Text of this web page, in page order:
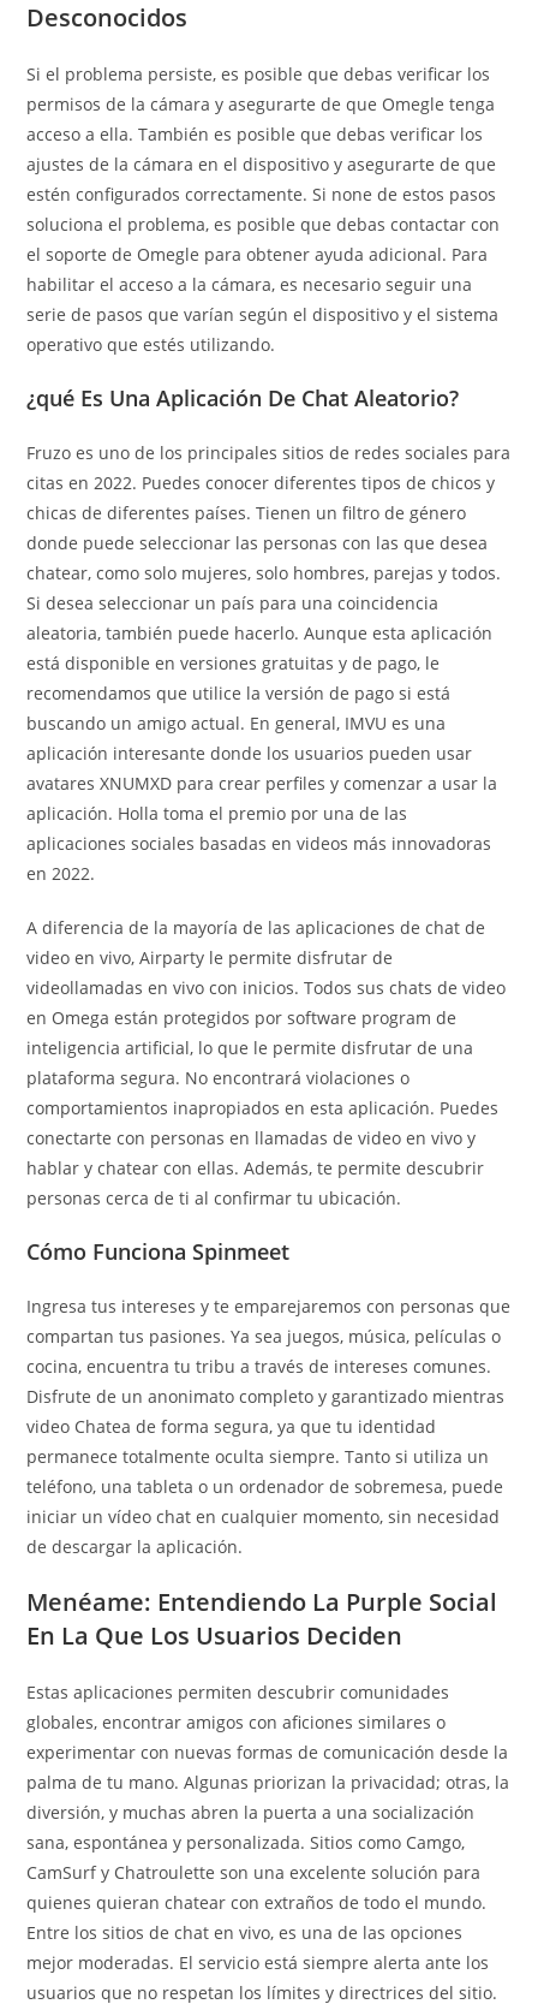
Desconocidos
Si el problema persiste, es posible que debas verificar los
permisos de la cámara y asegurarte de que Omegle tenga
acceso a ella. También es posible que debas verificar los
ajustes de la cámara en el dispositivo y asegurarte de que
estén configurados correctamente. Si none de estos pasos
soluciona el problema, es posible que debas contactar con
el soporte de Omegle para obtener ayuda adicional. Para
habilitar el acceso a la cámara, es necesario seguir una
serie de pasos que varían según el dispositivo y el sistema
operativo que estés utilizando.
¿qué Es Una Aplicación De Chat Aleatorio?
Fruzo es uno de los principales sitios de redes sociales para
citas en 2022. Puedes conocer diferentes tipos de chicos y
chicas de diferentes países. Tienen un filtro de género
donde puede seleccionar las personas con las que desea
chatear, como solo mujeres, solo hombres, parejas y todos.
Si desea seleccionar un país para una coincidencia
aleatoria, también puede hacerlo. Aunque esta aplicación
está disponible en versiones gratuitas y de pago, le
recomendamos que utilice la versión de pago si está
buscando un amigo actual. En general, IMVU es una
aplicación interesante donde los usuarios pueden usar
avatares XNUMXD para crear perfiles y comenzar a usar la
aplicación. Holla toma el premio por una de las
aplicaciones sociales basadas en videos más innovadoras
en 2022.
A diferencia de la mayoría de las aplicaciones de chat de
video en vivo, Airparty le permite disfrutar de
videollamadas en vivo con inicios. Todos sus chats de video
en Omega están protegidos por software program de
inteligencia artificial, lo que le permite disfrutar de una
plataforma segura. No encontrará violaciones o
comportamientos inapropiados en esta aplicación. Puedes
conectarte con personas en llamadas de video en vivo y
hablar y chatear con ellas. Además, te permite descubrir
personas cerca de ti al confirmar tu ubicación.
Cómo Funciona Spinmeet
Ingresa tus intereses y te emparejaremos con personas que
compartan tus pasiones. Ya sea juegos, música, películas o
cocina, encuentra tu tribu a través de intereses comunes.
Disfrute de un anonimato completo y garantizado mientras
video Chatea de forma segura, ya que tu identidad
permanece totalmente oculta siempre. Tanto si utiliza un
teléfono, una tableta o un ordenador de sobremesa, puede
iniciar un vídeo chat en cualquier momento, sin necesidad
de descargar la aplicación.
Menéame: Entendiendo La Purple Social
En La Que Los Usuarios Deciden
Estas aplicaciones permiten descubrir comunidades
globales, encontrar amigos con aficiones similares o
experimentar con nuevas formas de comunicación desde la
palma de tu mano. Algunas priorizan la privacidad; otras, la
diversión, y muchas abren la puerta a una socialización
sana, espontánea y personalizada. Sitios como Camgo,
CamSurf y Chatroulette son una excelente solución para
quienes quieran chatear con extraños de todo el mundo.
Entre los sitios de chat en vivo, es una de las opciones
mejor moderadas. El servicio está siempre alerta ante los
usuarios que no respetan los límites y directrices del sitio.